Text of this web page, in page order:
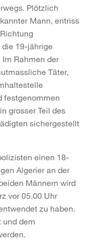
Plötzlich
Mann, entriss
19-jährige
Rahmen der
Täter,
festgenommen
grosser Teil des
sichergestellt
einen 18-
Algerier an der
Männern wird
vor 05.00 Uhr
zu haben.
und dem